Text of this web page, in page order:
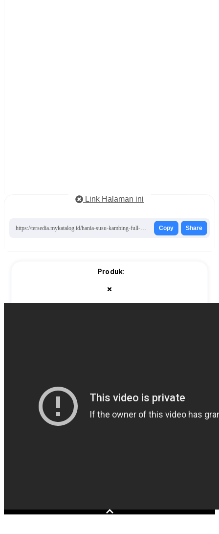
Link Halaman ini
https://tersedia.mykatalog.id/hania-susu-kambing-full-cream/ Copy Share
Produk: